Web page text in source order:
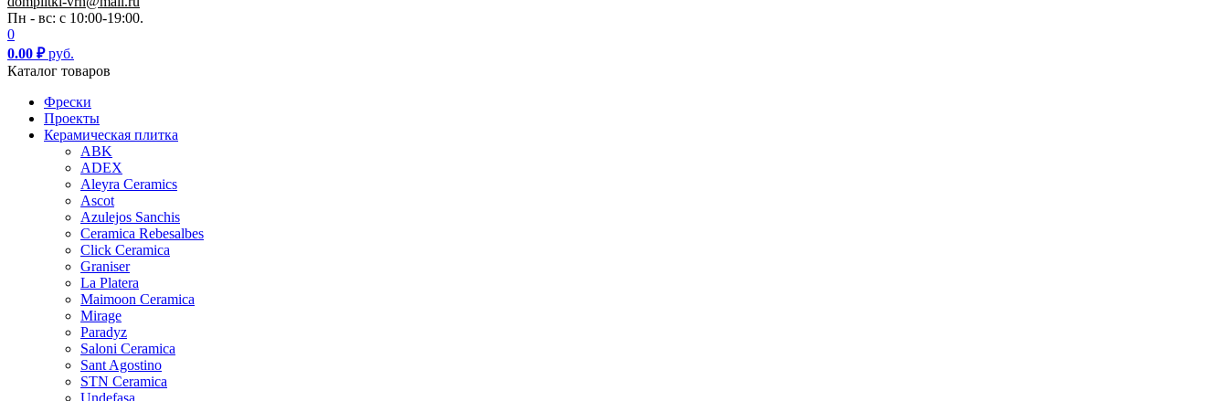
Пн - вс: с 10:00-19:00.
0
0.00 ₽руб.
Каталог товаров
Фрески
Проекты
Керамическая плитка
ABK
ADEX
Aleyra Ceramics
Ascot
Azulejos Sanchis
Ceramica Rebesalbes
Click Ceramica
Graniser
La Platera
Maimoon Ceramica
Mirage
Paradyz
Saloni Ceramica
Sant Agostino
STN Ceramica
Undefasa